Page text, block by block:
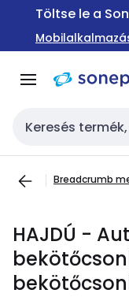
Ugrás a
Ugrás
Töltse le a
Keresési bemenet
Breadcrumb
HAJDÚ -